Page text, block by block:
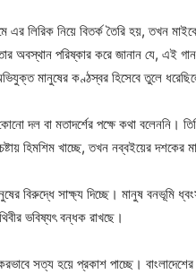
এর লিরিক নিয়ে বিতর্ক তৈরি হয়, তখন
অবস্থান পরিষ্কার করে জানান যে, এই
মানুষের কণ্ঠস্বর হিসেবে তুলে
দল বা মতাদর্শের পক্ষে কথা বলেননি।
হিমশিম খাচ্ছে, তখন নব্বইয়ের দশকের
বিরুদ্ধে সাক্ষ্য দিচ্ছে। মানুষ বনভূমি
ভবিষ্যৎ বন্ধক রাখছে।
সত্য হয়ে প্রকাশ পাচ্ছে।